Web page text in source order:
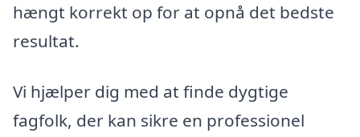
hængt korrekt op for at opnå det bedste
resultat.
Vi hjælper dig med at finde dygtige
fagfolk, der kan sikre en professionel